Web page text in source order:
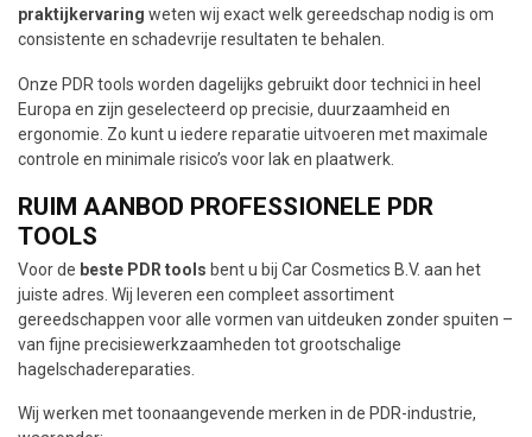
praktijkervaring weten wij exact welk gereedschap nodig is om
consistente en schadevrije resultaten te behalen.
Onze PDR tools worden dagelijks gebruikt door technici in heel
Europa en zijn geselecteerd op precisie, duurzaamheid en
ergonomie. Zo kunt u iedere reparatie uitvoeren met maximale
controle en minimale risico’s voor lak en plaatwerk.
RUIM AANBOD PROFESSIONELE PDR
TOOLS
Voor de beste PDR tools bent u bij Car Cosmetics B.V. aan het
juiste adres. Wij leveren een compleet assortiment
gereedschappen voor alle vormen van uitdeuken zonder spuiten –
van fijne precisiewerkzaamheden tot grootschalige
hagelschadereparaties.
Wij werken met toonaangevende merken in de PDR-industrie,